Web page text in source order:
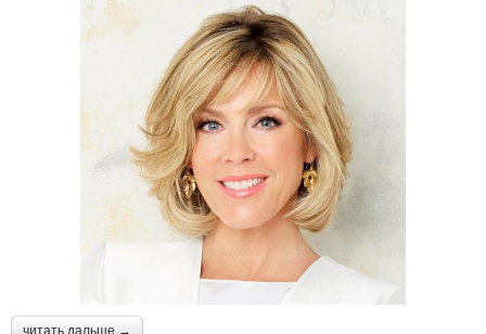
читать дальше →